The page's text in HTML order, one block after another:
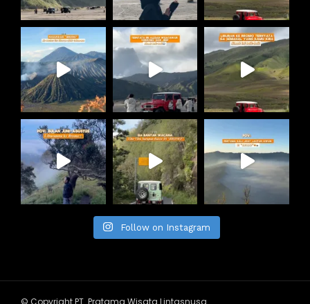
Follow on Instagram
© Copyright PT. Pratama Wisata Lintasnusa